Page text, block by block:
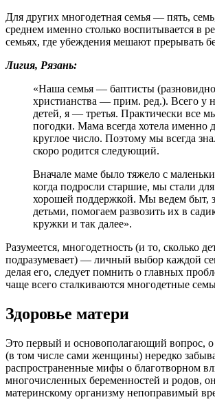
Для других многодетная семья — пять,
среднем именно столько воспитывается в
семьях, где убеждения мешают прерывать
Лигия, Рязань:
«Наша семья — баптисты
христианства — прим. ред.). Всего у
детей, я — третья. Практически все
погодки. Мама всегда хотела именно
круглое число. Поэтому мы всегда
скоро родится следующий.
Вначале маме было тяжело с
когда подросли старшие, мы стали
хорошей поддержкой. Мы ведем быт,
детьми, помогаем развозить их в
кружки и так далее».
Разумеется, многодетность (и то, сколько
подразумевает) — личный выбор каждой
делая его, следует помнить о главных
чаще всего сталкиваются многодетные
Здоровье матери
Это первый и основополагающий вопрос,
(в том числе сами женщины) нередко
распространенные мифы о благотворном
многочисленных беременностей и родов,
материнскому организму непоправимый